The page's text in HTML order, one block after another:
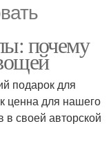
почему
подарок для
ценна для нашего
в своей авторской